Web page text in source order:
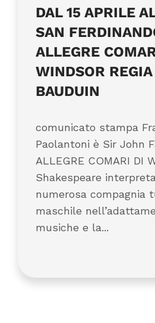
DAL 15 APRILE
SAN
ALLEGRE
WINDSOR
BAUDUIN
comunicato stampa
Paolantoni è Sir John
ALLEGRE COMARI DI
Shakespeare
numerosa compagnia
maschile
musiche e la...